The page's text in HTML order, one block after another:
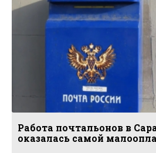
Работа почтальонов в
оказалась самой